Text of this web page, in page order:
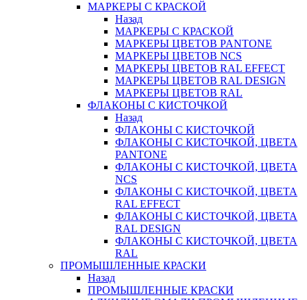
МАРКЕРЫ С КРАСКОЙ
Назад
МАРКЕРЫ С КРАСКОЙ
МАРКЕРЫ ЦВЕТОВ PANTONE
МАРКЕРЫ ЦВЕТОВ NCS
МАРКЕРЫ ЦВЕТОВ RAL EFFECT
МАРКЕРЫ ЦВЕТОВ RAL DESIGN
МАРКЕРЫ ЦВЕТОВ RAL
ФЛАКОНЫ С КИСТОЧКОЙ
Назад
ФЛАКОНЫ С КИСТОЧКОЙ
ФЛАКОНЫ С КИСТОЧКОЙ, ЦВЕТА
PANTONE
ФЛАКОНЫ С КИСТОЧКОЙ, ЦВЕТА
NCS
ФЛАКОНЫ С КИСТОЧКОЙ, ЦВЕТА
RAL EFFECT
ФЛАКОНЫ С КИСТОЧКОЙ, ЦВЕТА
RAL DESIGN
ФЛАКОНЫ С КИСТОЧКОЙ, ЦВЕТА
RAL
ПРОМЫШЛЕННЫЕ КРАСКИ
Назад
ПРОМЫШЛЕННЫЕ КРАСКИ